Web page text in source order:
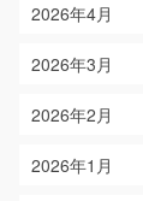
2026年4月
2026年3月
2026年2月
2026年1月